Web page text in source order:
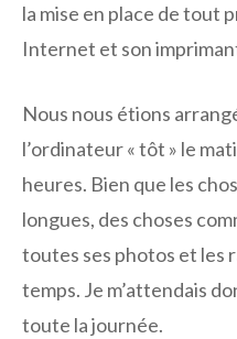
la mise en place de tout
Internet et son
Nous nous étions
l’ordinateur « tôt » le
heures. Bien que les
longues, des choses
toutes ses photos et les
temps. Je m’attendais
toute la journée.